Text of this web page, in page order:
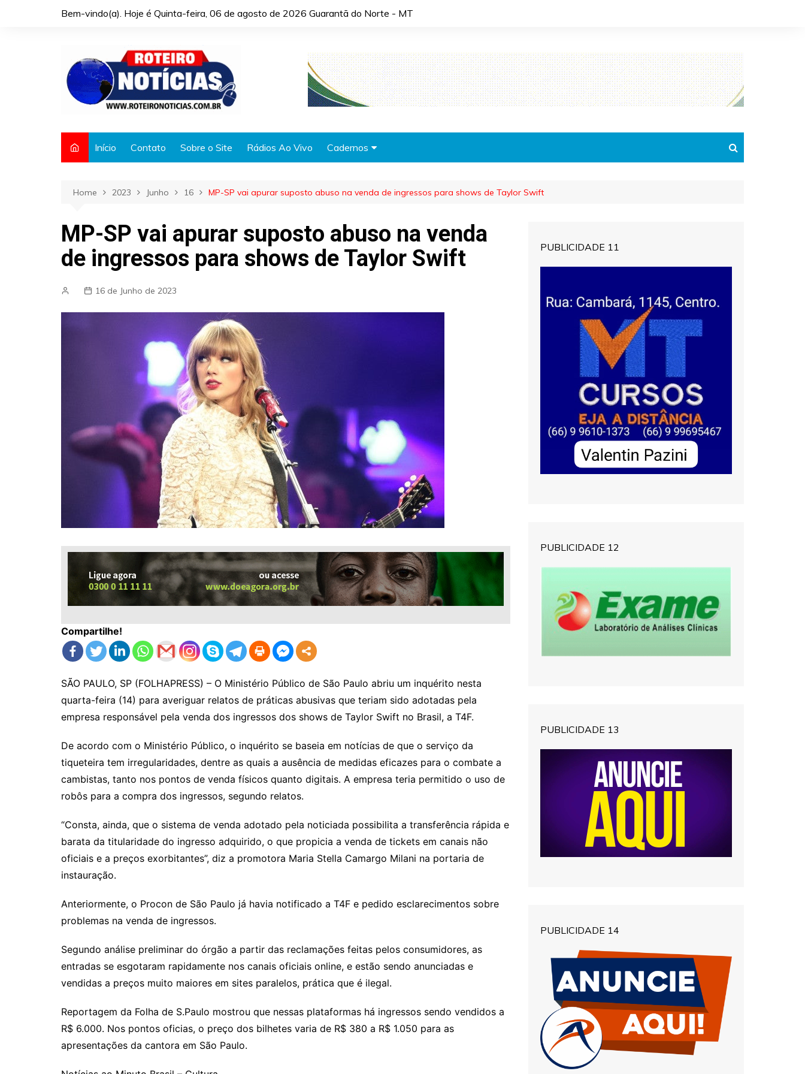
Bem-vindo(a). Hoje é Quinta-feira, 06 de agosto de 2026 Guarantã do Norte - MT
Início Contato Sobre o Site Rádios Ao Vivo Cadernos
Automóveis
Cidades
Cultura
Home 2023 Junho 16 MP-SP vai apurar suposto abuso na venda de ingressos para shows de Taylor Swift
MP-SP vai apurar suposto abuso na venda
de ingressos para shows de Taylor Swift
16 de Junho de 2023
Compartilhe!
SÃO PAULO, SP (FOLHAPRESS) – O Ministério Público de São Paulo abriu um inquérito nesta
quarta-feira (14) para averiguar relatos de práticas abusivas que teriam sido adotadas pela
empresa responsável pela venda dos ingressos dos shows de Taylor Swift no Brasil, a T4F.
De acordo com o Ministério Público, o inquérito se baseia em notícias de que o serviço da
tiqueteira tem irregularidades, dentre as quais a ausência de medidas eficazes para o combate a
cambistas, tanto nos pontos de venda físicos quanto digitais. A empresa teria permitido o uso de
robôs para a compra dos ingressos, segundo relatos.
“Consta, ainda, que o sistema de venda adotado pela noticiada possibilita a transferência rápida e
barata da titularidade do ingresso adquirido, o que propicia a venda de tickets em canais não
oficiais e a preços exorbitantes”, diz a promotora Maria Stella Camargo Milani na portaria de
instauração.
Anteriormente, o Procon de São Paulo já havia notificado a T4F e pedido esclarecimentos sobre
problemas na venda de ingressos.
Segundo análise preliminar do órgão a partir das reclamações feitas pelos consumidores, as
entradas se esgotaram rapidamente nos canais oficiais online, e estão sendo anunciadas e
vendidas a preços muito maiores em sites paralelos, prática que é ilegal.
Reportagem da Folha de S.Paulo mostrou que nessas plataformas há ingressos sendo vendidos a
R$ 6.000. Nos pontos oficias, o preço dos bilhetes varia de R$ 380 a R$ 1.050 para as
apresentações da cantora em São Paulo.
PUBLICIDADE 11
PUBLICIDADE 12
PUBLICIDADE 13
PUBLICIDADE 14